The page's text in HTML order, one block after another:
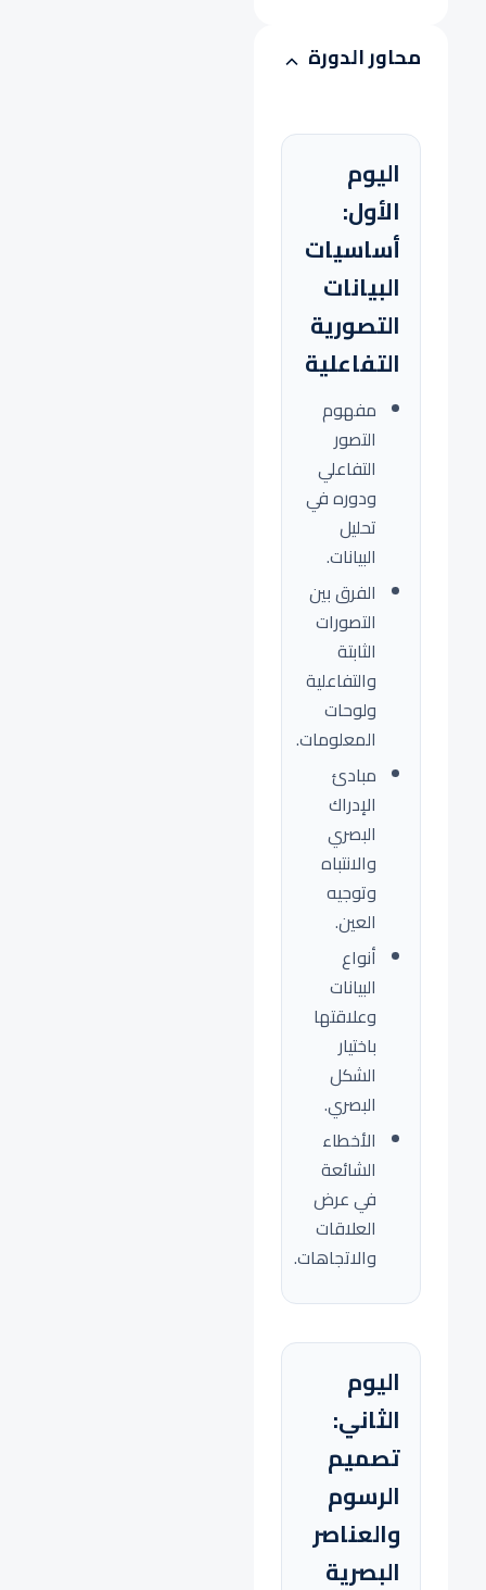
محاور الدورة
اليوم
الأول:
أساسيات
البيانات
التصورية
التفاعلية
مفهوم
التصور
التفاعلي
ودوره في
تحليل
البيانات.
الفرق بين
التصورات
الثابتة
والتفاعلية
ولوحات
المعلومات.
مبادئ
الإدراك
البصري
والانتباه
وتوجيه
العين.
أنواع
البيانات
وعلاقتها
باختيار
الشكل
البصري.
الأخطاء
الشائعة
في عرض
العلاقات
والاتجاهات.
اليوم
الثاني:
تصميم
الرسوم
والعناصر
البصرية